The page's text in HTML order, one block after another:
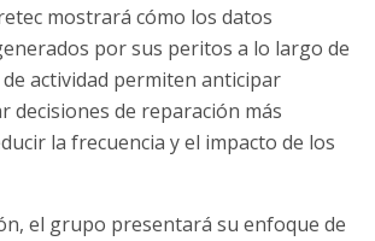
mostrará cómo los datos
por sus peritos a lo largo de
de actividad permiten anticipar
decisiones de reparación más
la frecuencia y el impacto de los
el grupo presentará su enfoque de